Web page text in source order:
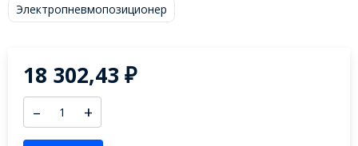
Электропневмопозиционер
18 302,43₽
– +